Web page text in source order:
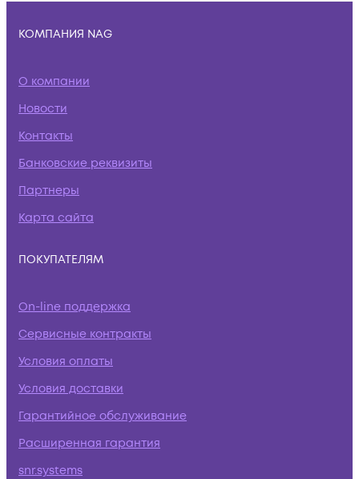
КОМПАНИЯ NAG
О компании
Новости
Контакты
Банковские реквизиты
Партнеры
Карта сайта
ПОКУПАТЕЛЯМ
On-line поддержка
Сервисные контракты
Условия оплаты
Условия доставки
Гарантийное обслуживание
Расширенная гарантия
snr.systems